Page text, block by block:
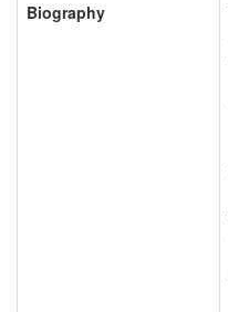
Biography